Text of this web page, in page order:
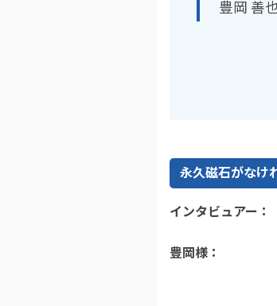
豊岡 善
永久磁石がなけ
インタビュアー
豊岡様